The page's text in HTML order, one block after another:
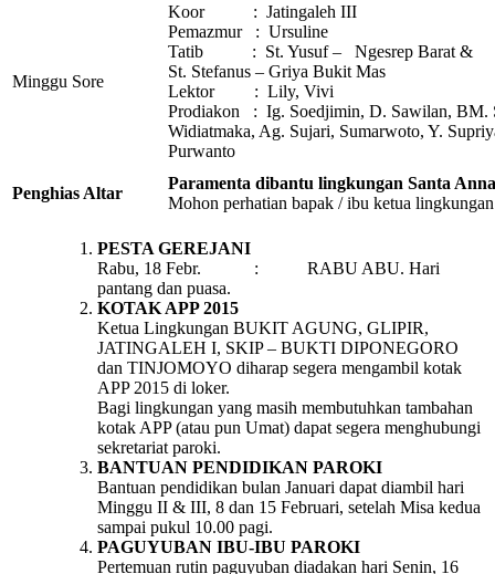
Minggu Sore
Koor : Jatingaleh III
Pemazmur : Ursuline
Tatib : St. Yusuf – Ngesrep Barat &
St. Stefanus – Griya Bukit Mas
Lektor : Lily, Vivi
Prodiakon : Ig. Soedjimin, D. Sawilan, BM.
Widiatmaka, Ag. Sujari, Sumarwoto, Y.
Purwanto
Penghias Altar
Paramenta dibantu lingkungan Santa
Mohon perhatian bapak / ibu ketua lingkungan
PESTA GEREJANI
Rabu, 18 Febr. : RABU ABU. Hari
pantang dan puasa.
KOTAK APP 2015
Ketua Lingkungan BUKIT AGUNG, GLIPIR,
JATINGALEH I, SKIP – BUKTI DIPONEGORO
dan TINJOMOYO diharap segera mengambil kotak
APP 2015 di loker.
Bagi lingkungan yang masih membutuhkan tambahan
kotak APP (atau pun Umat) dapat segera menghubungi
sekretariat paroki.
BANTUAN PENDIDIKAN PAROKI
Bantuan pendidikan bulan Januari dapat diambil hari
Minggu II & III, 8 dan 15 Februari, setelah Misa kedua
sampai pukul 10.00 pagi.
PAGUYUBAN IBU-IBU PAROKI
Pertemuan rutin paguyuban diadakan hari Senin, 16